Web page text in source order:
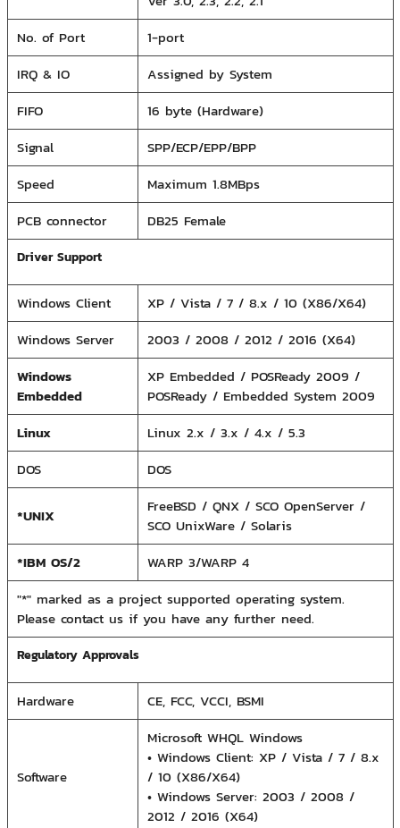
No. of Port
1-port
IRQ & IO
Assigned by System
FIFO
16 byte (Hardware)
Signal
SPP/ECP/EPP/BPP
Speed
Maximum 1.8MBps
PCB connector
DB25 Female
Driver Support
Windows Client
XP / Vista / 7 / 8.x / 10 (X86/X64)
Windows Server
2003 / 2008 / 2012 / 2016 (X64)
Windows
Embedded
XP Embedded / POSReady 2009 /
POSReady / Embedded System 2009
Linux
Linux 2.x / 3.x / 4.x / 5.3
DOS
DOS
*UNIX
FreeBSD / QNX / SCO OpenServer /
SCO UnixWare / Solaris
*IBM OS/2
WARP 3/WARP 4
"*" marked as a project supported operating system.
Please contact us if you have any further need.
Regulatory Approvals
Hardware CE, FCC, VCCI, BSMI
Software
Microsoft WHQL Windows
• Windows Client: XP / Vista / 7 / 8.x
/ 10 (X86/X64)
• Windows Server: 2003 / 2008 /
2012 / 2016 (X64)